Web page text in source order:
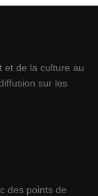
et de la culture au
sur les
des points de